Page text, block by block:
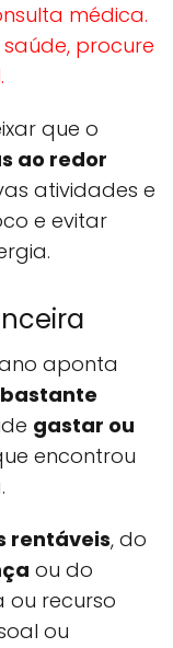
médica.
procure
que o
ao redor
atividades e
e evitar
aponta
gastar ou
encontrou
rentáveis, do
ou do
ou recurso
ou